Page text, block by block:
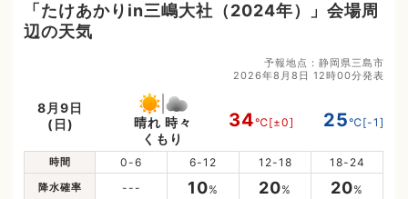
「たけあかりin三嶋大社（2024年）」会場周
辺の天気
予報地点：静岡県三島市
2026年8月8日 12時00分発表
8月9日
(日)
晴れ 時々
くもり
34℃[±0] 25℃[-1]
時間 0-6 6-12 12-18 18-24
降水確率 --- 10% 20% 20%